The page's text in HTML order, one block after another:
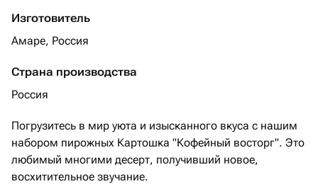
Изготовитель
Амаре, Россия
Страна производства
Россия
Погрузитесь в мир уюта и изысканного вкуса с нашим
набором пирожных Картошка "Кофейный восторг". Это
любимый многими десерт, получивший новое,
восхитительное звучание.